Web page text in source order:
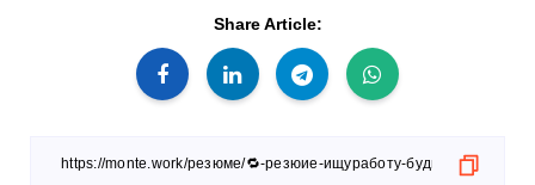
Share Article: